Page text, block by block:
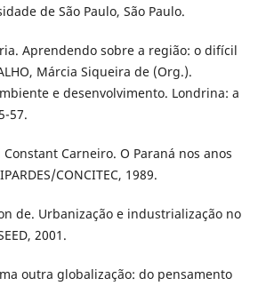
de São Paulo, São Paulo.
Aprendendo sobre a região: o difícil
Márcia Siqueira de (Org.).
e desenvolvimento. Londrina: a
57.
Constant Carneiro. O Paraná nos anos
CONCITEC, 1989.
de. Urbanização e industrialização no
2001.
outra globalização: do pensamento